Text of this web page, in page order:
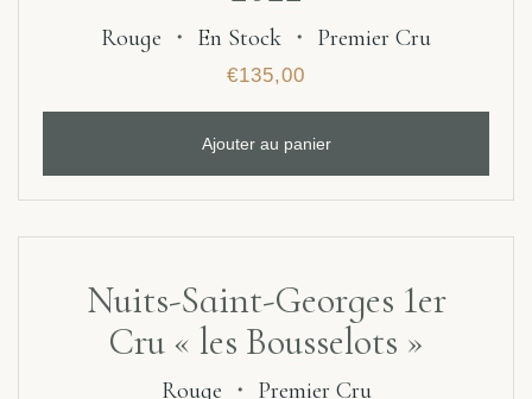
Rouge ・ En Stock ・ Premier Cru
€135,00
Ajouter au panier
Nuits-Saint-Georges 1er
Cru « les Bousselots »
Rouge ・ Premier Cru